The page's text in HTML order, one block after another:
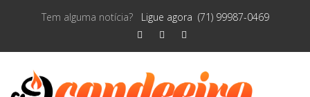
Tem alguma notícia? Ligue agora (71) 99987-0469